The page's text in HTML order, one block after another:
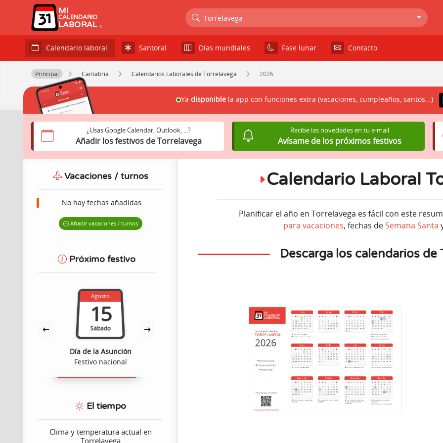
MI
CALENDARIO
LABORAL
Torrelavega
Calendario laboral Santoral Días mundiales Fase lunar Contacto
Principal Cantabria Calendarios Laborales de Torrelavega 2026
Calendario Laboral
Planificar el año en Torrelavega es fácil con este
para vacaciones, fechas de Semana Santa
Descarga los calendarios de
Vacaciones / turnos
No hay fechas añadidas.
Añadir vacaciones / turnos
Próximo festivo
Agosto
15
Sábado
Día de la Asunción
Festivo nacional
12
Lunes
Fiesta Nacional Española
Festivo nacional
Día de
El tiempo
Clima y temperatura actual en
¿Usas Google Calendar, Outlook, ...?
Añadir los festivos de Torrelavega
Recibe las novedades en tu e-mail
Avísame de los próximos festivos
Ya disponible la app con funciones extra (vacaciones, cumpleaños, santos...)